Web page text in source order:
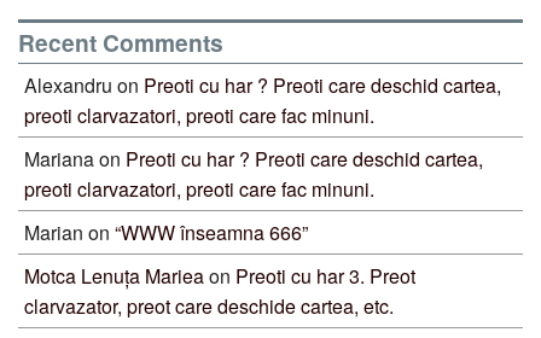
Recent Comments
Alexandru on Preoti cu har ? Preoti care deschid cartea,
preoti clarvazatori, preoti care fac minuni.
Marianaon Preoti cu har ? Preoti care deschid cartea,
preoti clarvazatori, preoti care fac minuni.
Marian on “WWW înseamna 666”
Motca Lenuța Marieaon Preoti cu har 3. Preot
clarvazator, preot care deschide cartea, etc.